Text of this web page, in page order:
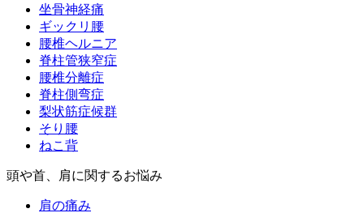
坐骨神経痛
ギックリ腰
腰椎ヘルニア
脊柱管狭窄症
腰椎分離症
脊柱側弯症
梨状筋症候群
そり腰
ねこ背
頭や首、肩に関するお悩み
肩の痛み